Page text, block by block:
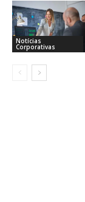
Notícias
Corporativas